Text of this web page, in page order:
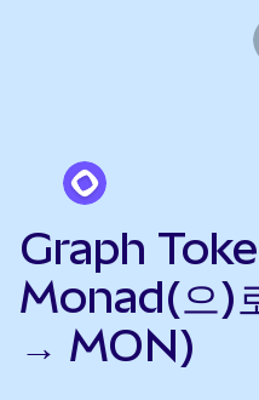
Graph
Monad(으)
→ MON)